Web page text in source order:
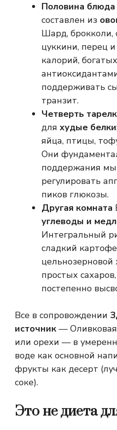
Половина блюда
составлен из
Шард, брокколи,
цуккини, перец
калорий,
поддерживать
транзит.
Четверть
для худые белки
яйца, птицы,
Они
поддержания
регулировать
пиков глюкозы.
Другая комната
углеводы и
Интегральный
сладкий
цельнозерновой
простых
постепенно
Все в сопровождении
источник — Оливковая
или орехи — в
воде как основной
фрукты как десерт
соке).
Это не диета